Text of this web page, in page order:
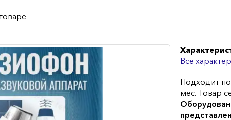
Все
Подходит
мес. Товар